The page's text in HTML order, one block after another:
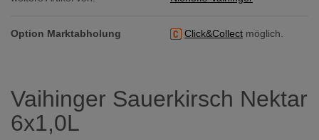
Option Marktabholung Click&Collect möglich.
Vaihinger Sauerkirsch Nektar
6x1,0L